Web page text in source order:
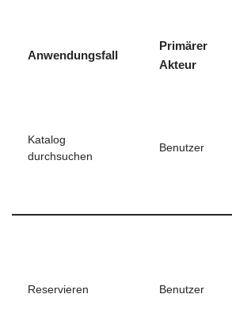
Anwendungsfall
Primärer
Akteur
Katalog
durchsuchen
Benutzer
Reservieren Benutzer